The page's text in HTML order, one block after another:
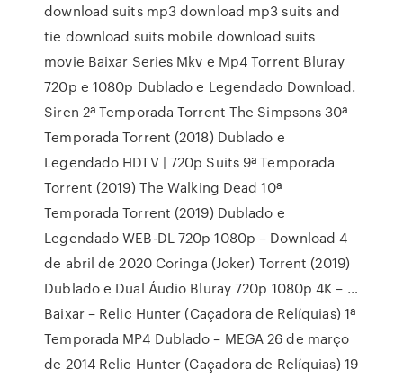
download suits mp3 download mp3 suits and
tie download suits mobile download suits
movie Baixar Series Mkv e Mp4 Torrent Bluray
720p e 1080p Dublado e Legendado Download.
Siren 2ª Temporada Torrent The Simpsons 30ª
Temporada Torrent (2018) Dublado e
Legendado HDTV | 720p Suits 9ª Temporada
Torrent (2019) The Walking Dead 10ª
Temporada Torrent (2019) Dublado e
Legendado WEB-DL 720p 1080p – Download 4
de abril de 2020 Coringa (Joker) Torrent (2019)
Dublado e Dual Áudio Bluray 720p 1080p 4K – …
Baixar – Relic Hunter (Caçadora de Relíquias) 1ª
Temporada MP4 Dublado – MEGA 26 de março
de 2014 Relic Hunter (Caçadora de Relíquias) 19